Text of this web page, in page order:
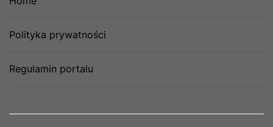
Polityka prywatności
Regulamin portalu